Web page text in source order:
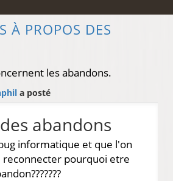
À PROPOS DES
les abandons.
a posté
abandons
informatique et que l'on
reconnecter pourquoi etre